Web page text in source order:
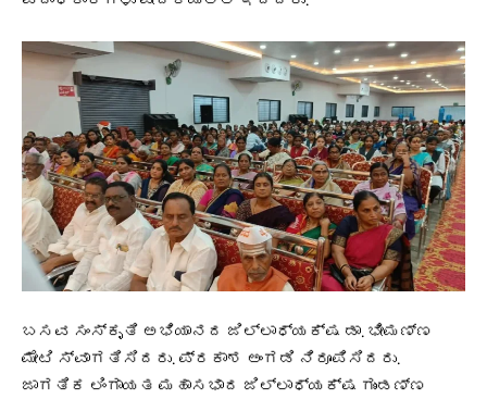
ಬಸವ ಸಂಸ್ಕೃತಿ ಅಭಿಯಾನದ ಜಿಲ್ಲಾಧ್ಯಕ್ಷ ಡಾ. ಭೀಮಣ್ಣ
ಮೇಟಿ ಸ್ವಾಗತಿಸಿದರು. ಪ್ರಕಾಶ ಅಂಗಡಿ ನಿರೂಪಿಸಿದರು.
ಜಾಗತಿಕ ಲಿಂಗಾಯತ ಮಹಾಸಭಾದ ಜಿಲ್ಲಾಧ್ಯಕ್ಷ ಗುಂಡಣ್ಣ